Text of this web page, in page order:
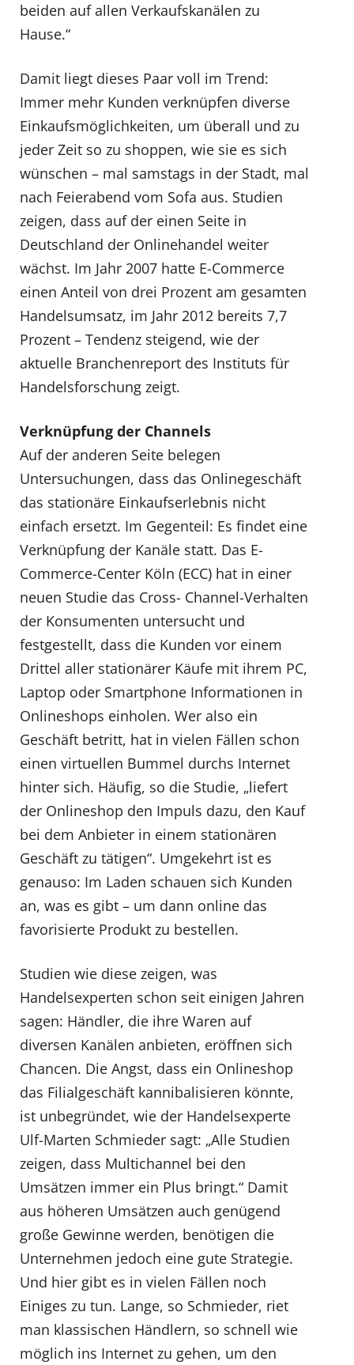
beiden auf allen Verkaufskanälen zu
Hause.“
Damit liegt dieses Paar voll im Trend:
Immer mehr Kunden verknüpfen diverse
Einkaufsmöglichkeiten, um überall und zu
jeder Zeit so zu shoppen, wie sie es sich
wünschen – mal samstags in der Stadt, mal
nach Feierabend vom Sofa aus. Studien
zeigen, dass auf der einen Seite in
Deutschland der Onlinehandel weiter
wächst. Im Jahr 2007 hatte E-Commerce
einen Anteil von drei Prozent am gesamten
Handelsumsatz, im Jahr 2012 bereits 7,7
Prozent – Tendenz steigend, wie der
aktuelle Branchenreport des Instituts für
Handelsforschung zeigt.
Verknüpfung der Channels
Auf der anderen Seite belegen
Untersuchungen, dass das Onlinegeschäft
das stationäre Einkaufserlebnis nicht
einfach ersetzt. Im Gegenteil: Es findet eine
Verknüpfung der Kanäle statt. Das E-
Commerce-Center Köln (ECC) hat in einer
neuen Studie das Cross- Channel-Verhalten
der Konsumenten untersucht und
festgestellt, dass die Kunden vor einem
Drittel aller stationärer Käufe mit ihrem PC,
Laptop oder Smartphone Informationen in
Onlineshops einholen. Wer also ein
Geschäft betritt, hat in vielen Fällen schon
einen virtuellen Bummel durchs Internet
hinter sich. Häufig, so die Studie, „liefert
der Onlineshop den Impuls dazu, den Kauf
bei dem Anbieter in einem stationären
Geschäft zu tätigen“. Umgekehrt ist es
genauso: Im Laden schauen sich Kunden
an, was es gibt – um dann online das
favorisierte Produkt zu bestellen.
Studien wie diese zeigen, was
Handelsexperten schon seit einigen Jahren
sagen: Händler, die ihre Waren auf
diversen Kanälen anbieten, eröffnen sich
Chancen. Die Angst, dass ein Onlineshop
das Filialgeschäft kannibalisieren könnte,
ist unbegründet, wie der Handelsexperte
Ulf-Marten Schmieder sagt: „Alle Studien
zeigen, dass Multichannel bei den
Umsätzen immer ein Plus bringt.“ Damit
aus höheren Umsätzen auch genügend
große Gewinne werden, benötigen die
Unternehmen jedoch eine gute Strategie.
Und hier gibt es in vielen Fällen noch
Einiges zu tun. Lange, so Schmieder, riet
man klassischen Händlern, so schnell wie
möglich ins Internet zu gehen, um den